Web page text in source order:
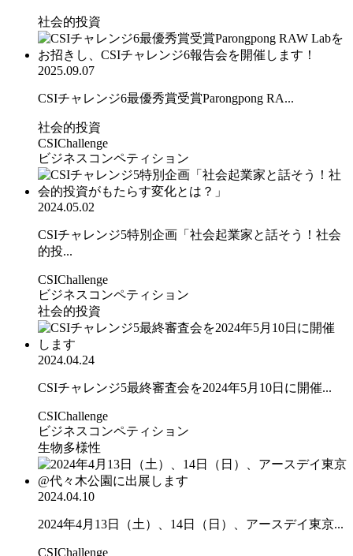
社会的投資
2025.09.07
CSIチャレンジ6最優秀賞受賞Parongpong RA...
社会的投資
CSIChallenge
ビジネスコンペティション
2024.05.02
CSIチャレンジ5特別企画「社会起業家と話そう！社会
的投...
CSIChallenge
ビジネスコンペティション
社会的投資
2024.04.24
CSIチャレンジ5最終審査会を2024年5月10日に開催...
CSIChallenge
ビジネスコンペティション
生物多様性
2024.04.10
2024年4月13日（土）、14日（日）、アースデイ東京...
CSIChallenge